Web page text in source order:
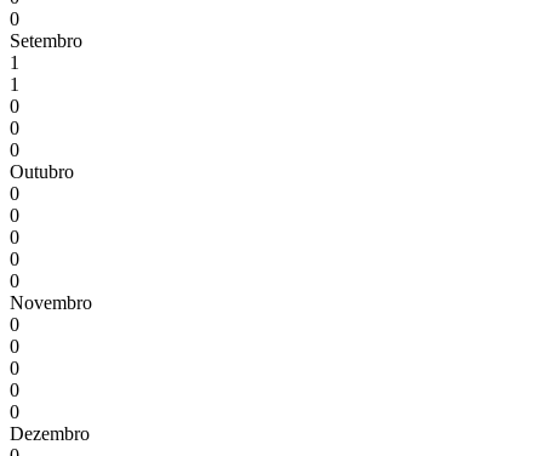
0
Setembro
1
1
0
0
0
Outubro
0
0
0
0
0
Novembro
0
0
0
0
0
Dezembro